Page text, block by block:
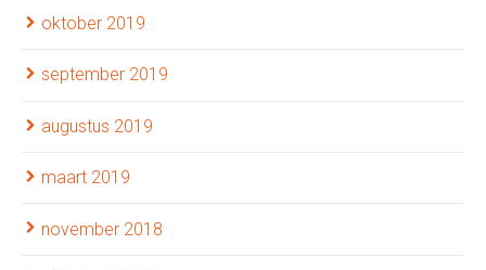
oktober 2019
september 2019
augustus 2019
maart 2019
november 2018